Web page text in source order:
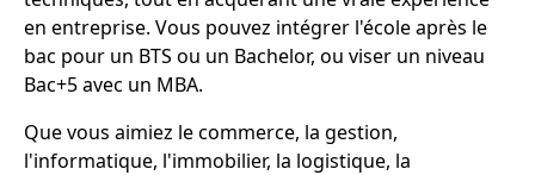
en entreprise. Vous pouvez intégrer l'école après le
bac pour un BTS ou un Bachelor, ou viser un niveau
Bac+5 avec un MBA.
Que vous aimiez le commerce, la gestion,
l'informatique, l'immobilier, la logistique, la